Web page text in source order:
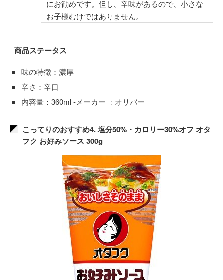
にお勧めです。但し、辛味があるので、小さな
お子様むけではありません。
商品ステータス
味の特徴：濃厚
辛さ：辛口
内容量：360ml -メーカー ：オリバー
こってりのおすすめ4. 塩分50%・カロリー30%オフ オタ
フク お好みソース 300g